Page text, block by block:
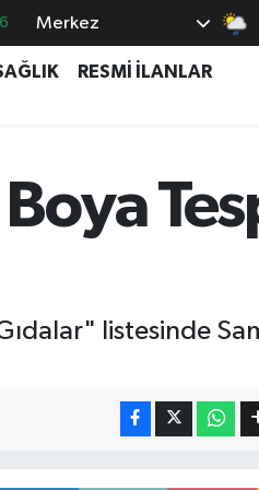
Merkez
RESMİ İLANLAR
listesinde